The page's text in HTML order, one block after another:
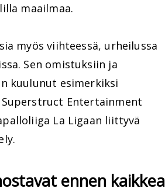
maailmaa.
myös viihteessä, urheilussa
Sen omistuksiin ja
kuulunut esimerkiksi
Entertainment
La Ligaan liittyvä
ennen kaikkea